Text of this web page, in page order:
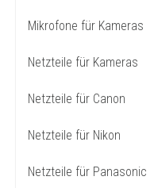
Mikrofone für Kameras
Netzteile für Kameras
Netzteile für Canon
Netzteile für Nikon
Netzteile für Panasonic